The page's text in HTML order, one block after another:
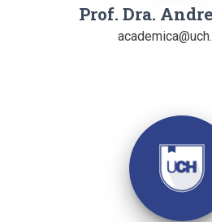
Prof. Dra.